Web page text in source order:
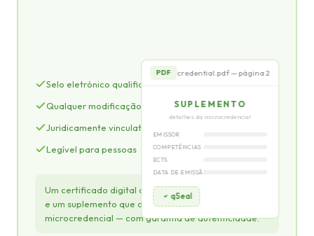
PDF credential.pdf — página 2
SUPLEMENTO
detalhes da microcredencial
EMISSOR
COMPETÊNCIAS
ECTS
DATA DE EMISSÃO
qSeal
Selo eletrónico qualificado eIDAS
Qualquer modificação do conteúdo é detetada
Juridicamente vinculativo em toda a UE
Legível para pessoas
Um certificado digital com um design visual atrativo
e um suplemento que descreve os detalhes da
microcredencial — com garantia de autenticidade.